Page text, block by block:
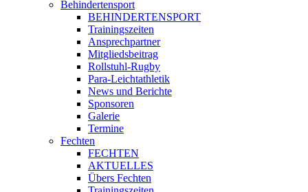
Behindertensport
BEHINDERTENSPORT
Trainingszeiten
Ansprechpartner
Mitgliedsbeitrag
Rollstuhl-Rugby
Para-Leichtathletik
News und Berichte
Sponsoren
Galerie
Termine
Fechten
FECHTEN
AKTUELLES
Übers Fechten